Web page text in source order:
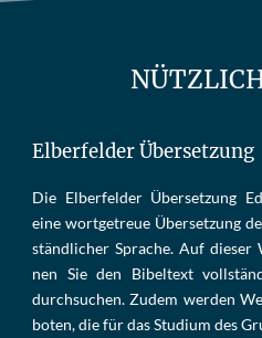
Elberfelder Übersetzung
Die Elber­fel­der Über­set­zung
eine wort­ge­treue Über­set­zung
ständ­li­cher Spra­che. Auf die­ser
nen Sie den Bi­bel­text
durch­su­chen. Zu­dem wer­den
bo­ten, die für das Stu­di­um des